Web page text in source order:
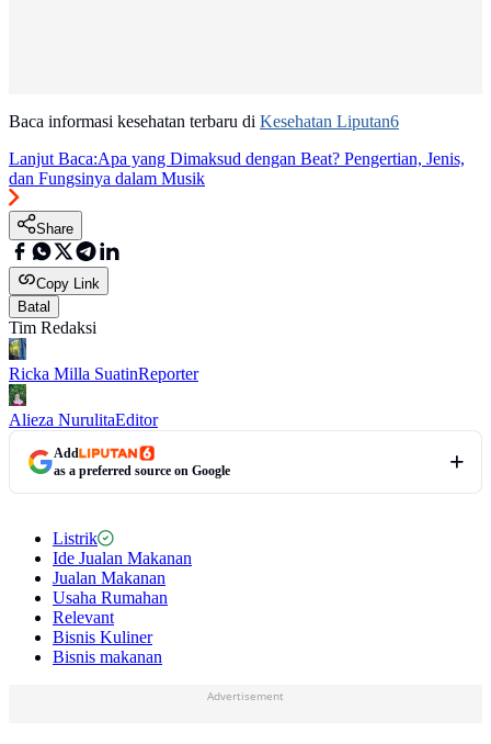
Baca informasi kesehatan terbaru di Kesehatan Liputan6
Lanjut Baca:Apa yang Dimaksud dengan Beat? Pengertian, Jenis,
dan Fungsinya dalam Musik
Share
Copy Link
Batal
Tim Redaksi
Ricka Milla SuatinReporter
Alieza NurulitaEditor
Add
as a preferred source on Google
Listrik
Ide Jualan Makanan
Jualan Makanan
Usaha Rumahan
Relevant
Bisnis Kuliner
Bisnis makanan
Advertisement